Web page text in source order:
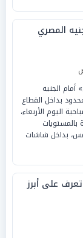
المصري
الجنيه
بداخل القطاع
اليوم الأربعاء،
مقارنة بالمستويات
بداخل شاشات
على أبرز